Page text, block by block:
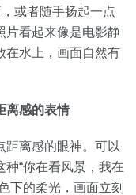
或者随手扬起一点
片看起来像是电影静
在水上，画面自然有
离感的表情
距离感的眼神。可以
“你在看风景，我在
下的柔光，画面立刻